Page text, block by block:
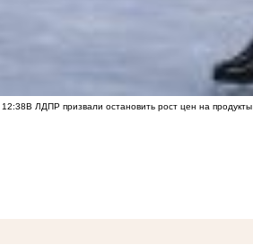
12:38В ЛДПР призвали остановить рост цен на продукты